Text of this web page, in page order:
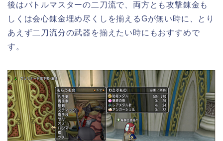
後はバトルマスターの二刀流で、両方とも攻撃錬金も
しくは会心錬金埋め尽くしを揃えるGが無い時に、とり
あえず二刀流分の武器を揃えたい時にもおすすめで
す。